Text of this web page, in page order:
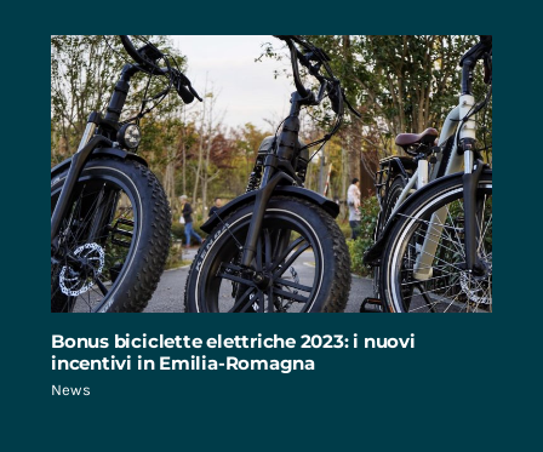
Bonus biciclette elettriche 2023: i nuovi
incentivi in Emilia-Romagna
News